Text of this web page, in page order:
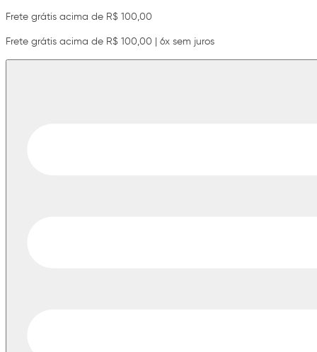
Frete grátis acima de R$ 100,00
Frete grátis acima de R$ 100,00 | 6x sem juros